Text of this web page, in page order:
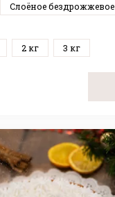
Слоёное бездрожжевое
2 кг 3 кг